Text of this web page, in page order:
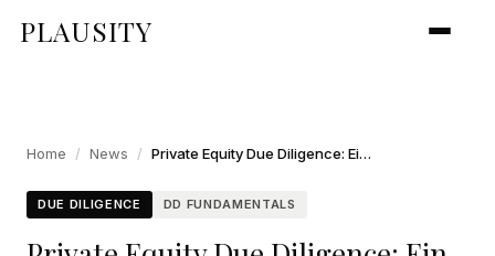
PLAUSITY
Home / News / Private Equity Due Diligence: Ein modernes Framework für Risikomanagement und Wertschöpfung
DUE DILIGENCE DD FUNDAMENTALS